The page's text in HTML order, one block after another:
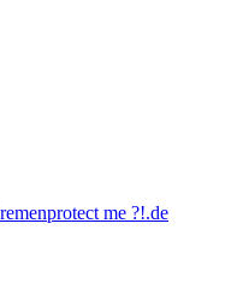
protect me ?!.de